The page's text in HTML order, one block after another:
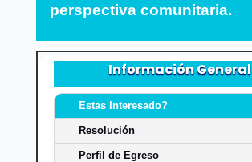
perspectiva comunitaria.
Información General
Estas Interesado?
Resolución
Perfil de Egreso